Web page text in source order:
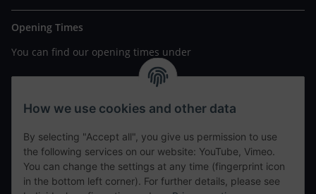
Opening Times
You can find our opening times under
https://www.wannavapor.de/Filialen
your personal site
contact details
tweet
How we use cookies and other data
By selecting "Accept all", you give us permission to use
the following services on our website: YouTube, Vimeo.
You can change the settings at any time (fingerprint icon
in the bottom left corner). For further details, please see